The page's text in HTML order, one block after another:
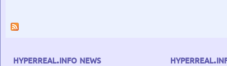
hyperreal.info news